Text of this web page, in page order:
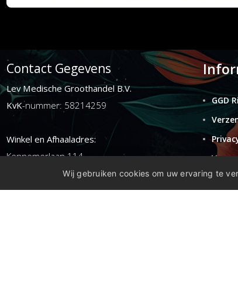
Contact Gegevens
Lev Medische Groothandel B.V.
KvK-nummer: 58214259
Winkel en Afhaaladres:
Kennemerlaan 114
1972ER ijmuiden
GGD
Wij gebruiken cookies om uw ervaring te